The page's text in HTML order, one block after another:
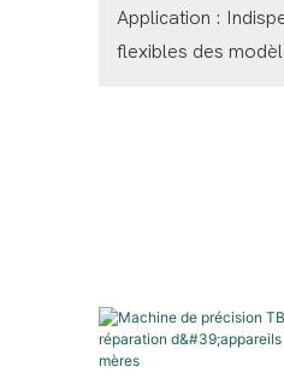
Application :
flexibles des